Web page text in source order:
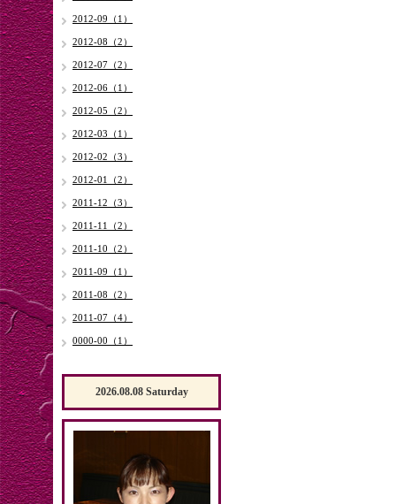
2012-09（1）
2012-08（2）
2012-07（2）
2012-06（1）
2012-05（2）
2012-03（1）
2012-02（3）
2012-01（2）
2011-12（3）
2011-11（2）
2011-10（2）
2011-09（1）
2011-08（2）
2011-07（4）
0000-00（1）
2026.08.08 Saturday